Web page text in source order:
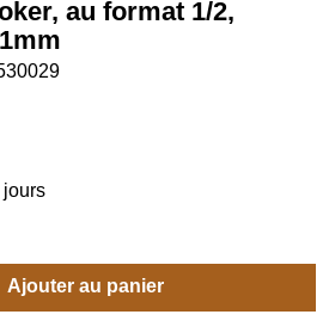
au format 1/2,
jours
Ajouter au panier